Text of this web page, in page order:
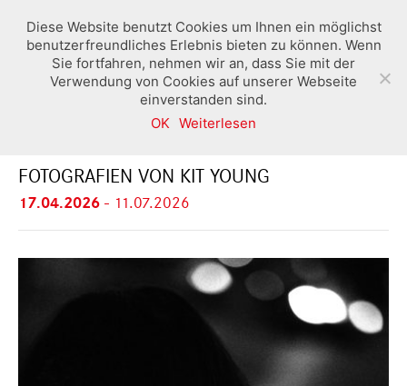
FOTOGRAFIEN VON KIT YOUNG
17.04.2026 - 11.07.2026
Diese Website benutzt Cookies um Ihnen ein möglichst
benutzerfreundliches Erlebnis bieten zu können. Wenn
Sie fortfahren, nehmen wir an, dass Sie mit der
Verwendung von Cookies auf unserer Webseite
einverstanden sind.
OK Weiterlesen